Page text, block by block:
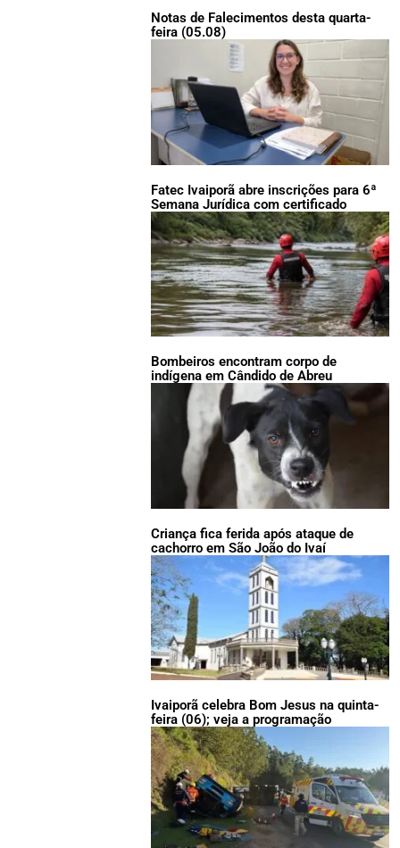
Notas de Falecimentos desta quarta-
feira (05.08)
Fatec Ivaiporã abre inscrições para 6ª
Semana Jurídica com certificado
Bombeiros encontram corpo de
indígena em Cândido de Abreu
Criança fica ferida após ataque de
cachorro em São João do Ivaí
Ivaiporã celebra Bom Jesus na quinta-
feira (06); veja a programação